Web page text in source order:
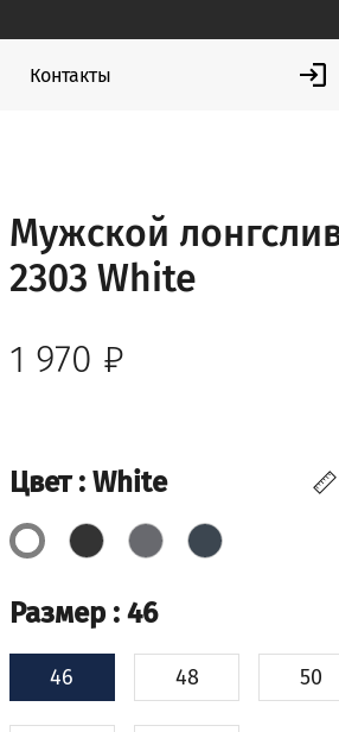
Контакты
Мужской
2303 White
1 970 ₽
Цвет: White
Размер : 46
46 48 50